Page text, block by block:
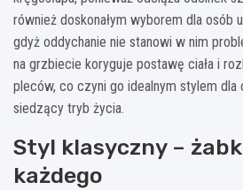
również doskonałym wyborem dla osób
gdyż oddychanie nie stanowi w nim
na grzbiecie koryguje postawę ciała i
pleców, co czyni go idealnym stylem dla
siedzący tryb życia.
Styl klasyczny –
każdego